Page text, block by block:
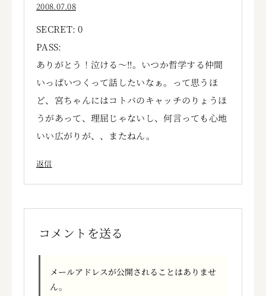
2008.07.08
SECRET: 0
PASS:
ありがとう！泣ける～!!。いつか哲学する仲間
いっぱいつくって話したいなぁ。って思うほ
ど、宮ちゃんにはコトバのキャッチのりょうほ
うがあって、理屈じゃないし、何言っても心地
いい広がりが、、またねん。
返信
コメントを送る
メールアドレスが公開されることはありませ
ん。